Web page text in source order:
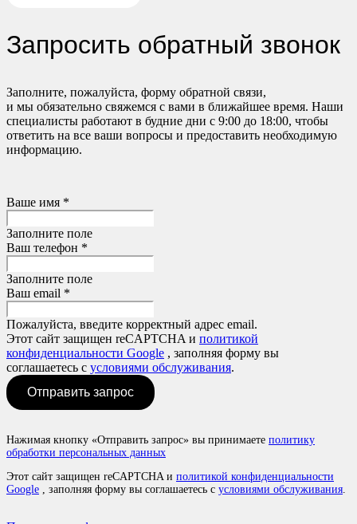
Запросить обратный звонок
Заполните, пожалуйста, форму обратной связи,
и мы обязательно свяжемся с вами в ближайшее время. Наши
специалисты работают в будние дни с 9:00 до 18:00, чтобы
ответить на все ваши вопросы и предоставить необходимую
информацию.
Ваше имя *
Заполните поле
Ваш телефон *
Заполните поле
Ваш email *
Пожалуйста, введите корректный адрес email.
Этот сайт защищен reCAPTCHA и политикой
конфиденциальности Google , заполняя форму вы
соглашаетесь с условиями обслуживания.
Отправить запрос
Нажимая кнопку «Отправить запрос» вы принимаете политику
обработки персональных данных
Этот сайт защищен reCAPTCHA и политикой конфиденциальности
Google , заполняя форму вы соглашаетесь с условиями обслуживания